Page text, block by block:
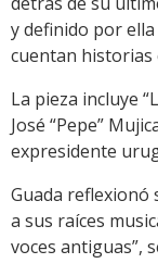
y definido por
cuentan historias
La pieza incluye
José “Pepe”
expresidente
Guada reflexionó
a sus raíces
voces antiguas”,